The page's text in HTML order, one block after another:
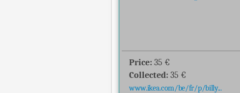
Price: 35 €
Collected: 35 €
www.ikea.com/be/fr/p/billy...